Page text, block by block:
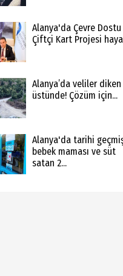
Alanya'da Çevre Dostu
Çiftçi Kart Projesi
Alanya’da veliler diken
üstünde! Çözüm için...
Alanya'da tarihi
bebek maması ve süt
satan 2...